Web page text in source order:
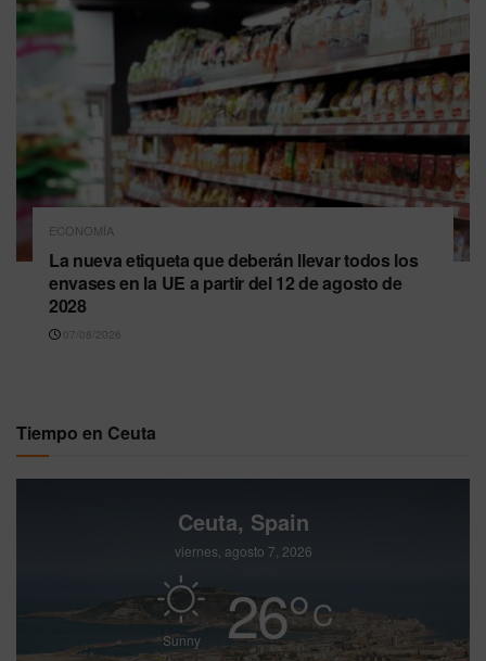
ECONOMÍA
La nueva etiqueta que deberán llevar todos los
envases en la UE a partir del 12 de agosto de
2028
07/08/2026
Tiempo en Ceuta
Ceuta, Spain
viernes, agosto 7, 2026
Sunny 26°C